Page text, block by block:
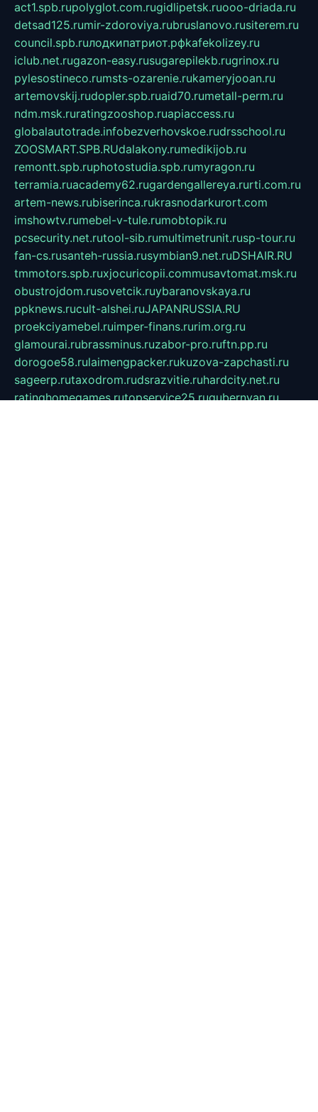
act1.spb.rupolyglot.com.rugidlipetsk.ruooo-driada.ru
detsad125.rumir-zdoroviya.rubruslanovo.rusiterem.ru
council.spb.ruлодкипатриот.рфkafekolizey.ru
iclub.net.rugazon-easy.rusugarepilekb.rugrinox.ru
pylesostineco.rumsts-ozarenie.rukameryjooan.ru
artemovskij.rudopler.spb.ruaid70.rumetall-perm.ru
ndm.msk.ruratingzooshop.ruapiaccess.ru
globalautotrade.infobezverhovskoe.rudrsschool.ru
ZOOSMART.SPB.RUdalakony.rumedikijob.ru
remontt.spb.ruphotostudia.spb.rumyragon.ru
terramia.ruacademy62.rugardengallereya.rurti.com.ru
artem-news.rubiserinca.rukrasnodarkurort.com
imshowtv.rumebel-v-tule.rumobtopik.ru
pcsecurity.net.rutool-sib.rumultimetrunit.rusp-tour.ru
fan-cs.rusanteh-russia.rusymbian9.net.ruDSHAIR.RU
tmmotors.spb.ruxjocuricopii.commusavtomat.msk.ru
obustrojdom.rusovetcik.ruybaranovskaya.ru
ppknews.rucult-alshei.ruJAPANRUSSIA.RU
proekciyamebel.ruimper-finans.rurim.org.ru
glamourai.rubrassminus.ruzabor-pro.ruftn.pp.ru
dorogoe58.rulaimengpacker.rukuzova-zapchasti.ru
sageerp.rutaxodrom.rudsrazvitie.ruhardcity.net.ru
ratinghomegames.rutopservice25.rugubernyan.ru